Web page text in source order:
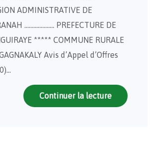
ADMINISTRATIVE DE
……………….. PREFECTURE DE
***** COMMUNE RURALE
Avis d’Appel d’Offres
Continuer la lecture